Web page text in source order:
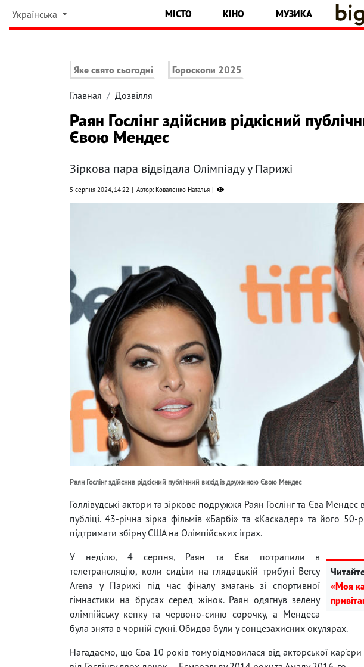
Українська МІСТО КІНО МУЗИКА
Яке свято сьогодні Гороскопи 2025
Главная Дозвілля
Раян Гослінг здійснив рідкісний
Євою Мендес
Зіркова пара відвідала Олімпіаду у Парижі
5 серпня 2024, 14:22 Автор: Коваленко Наталья
Раян Гослінг здійснив рідкісний публічний вихід із дружиною Євою Мендес
Голлівудські актори та зіркове подружжя Раян Гослінг та Єва
публіці. 43-річна зірка фільмів «Барбі» та «Каскадер» та його
підтримати збірну США на Олімпійських іграх.
«Моя
У неділю, 4 серпня, Раян та Єва потрапили в
телетрансляцію, коли сиділи на глядацькій трибуні Bercy
Arena у Парижі під час фіналу змагань зі спортивної
гімнастики на брусах серед жінок. Раян одягнув зелену
олімпійську кепку та червоно-синю сорочку, а Мендеса
була знята в чорній сукні. Обидва були у сонцезахисних окулярах.
Нагадаємо, що Єва 10 років тому відмовилася від акторської